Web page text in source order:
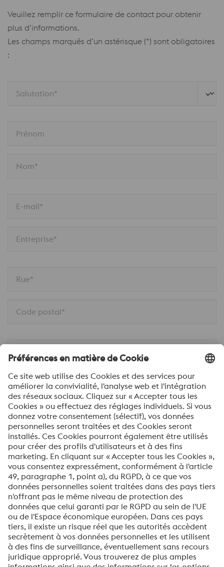
Veuillez remplir ce formulaire de contact pour obtenir
plus d’informations.
Les champs marqués d’un astérisque (*) sont obligatoires
:
Salutation*
Prénom
Nom*
E-mail*
Entreprise*
Rue*
Code postal*
Téléphone
Votre message*
Oui, je souhaite recevoir des informations
occasionnelles, des invitations et d’autres
communications pertinentes.
ENVOYER
Vérification Anti-Robot